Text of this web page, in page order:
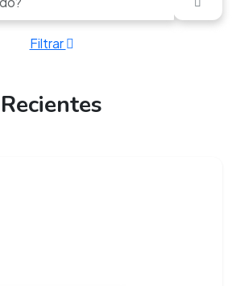
Filtrar
Recientes